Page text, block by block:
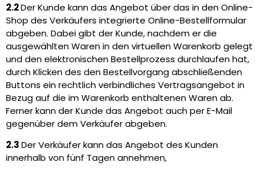
2.2Der Kunde kann das Angebot über das in den Online-
Shop des Verkäufers integrierte Online-Bestellformular
abgeben. Dabei gibt der Kunde, nachdem er die
ausgewählten Waren in den virtuellen Warenkorb gelegt
und den elektronischen Bestellprozess durchlaufen hat,
durch Klicken des den Bestellvorgang abschließenden
Buttons ein rechtlich verbindliches Vertragsangebot in
Bezug auf die im Warenkorb enthaltenen Waren ab.
Ferner kann der Kunde das Angebot auch per E-Mail
gegenüber dem Verkäufer abgeben.
2.3Der Verkäufer kann das Angebot des Kunden
innerhalb von fünf Tagen annehmen,